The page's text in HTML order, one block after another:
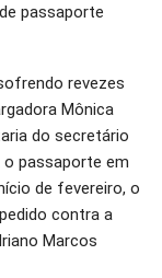
passaporte
revezes
Mônica
do secretário
o passaporte em
de fevereiro, o
contra a
Marcos